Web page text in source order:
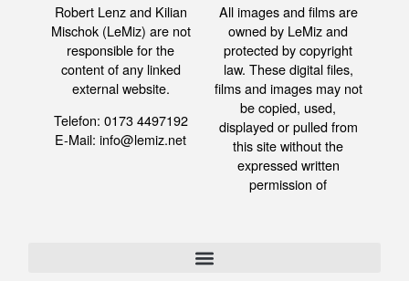
Robert Lenz and Kilian
Mischok (LeMiz) are not
responsible for the
content of any linked
external website.
Telefon: 0173 4497192
E-Mail: info@lemiz.net
All images and films are
owned by LeMiz and
protected by copyright
law. These digital files,
films and images may not
be copied, used,
displayed or pulled from
this site without the
expressed written
permission of